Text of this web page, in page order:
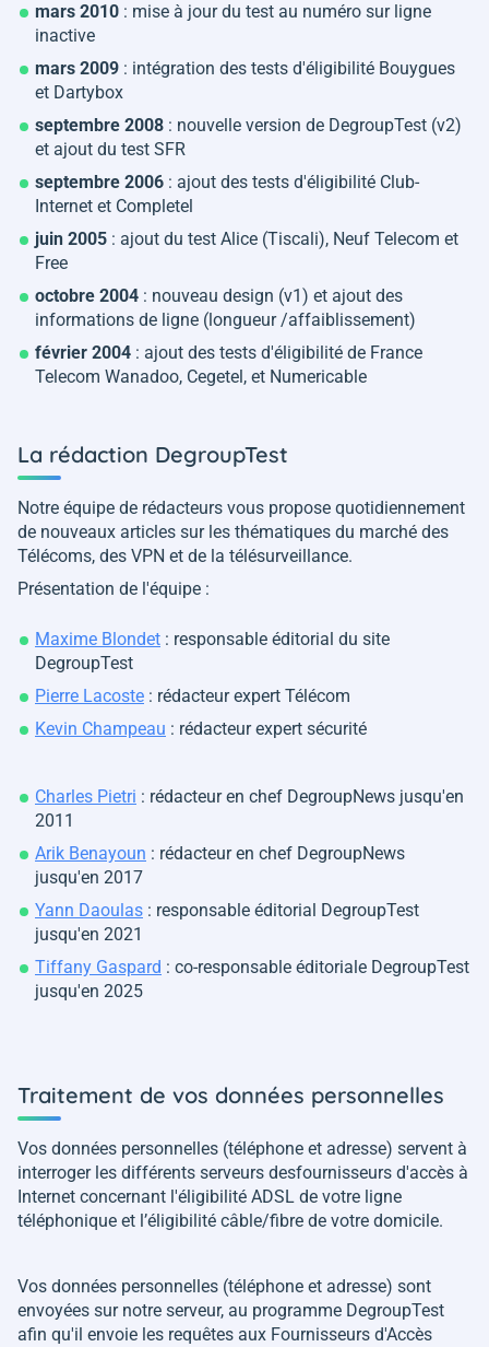
mars 2010 : mise à jour du test au numéro sur ligne
inactive
mars 2009 : intégration des tests d'éligibilité Bouygues
et Dartybox
septembre 2008 : nouvelle version de DegroupTest (v2)
et ajout du test SFR
septembre 2006 : ajout des tests d'éligibilité Club-
Internet et Completel
juin 2005 : ajout du test Alice (Tiscali), Neuf Telecom et
Free
octobre 2004 : nouveau design (v1) et ajout des
informations de ligne (longueur /affaiblissement)
février 2004 : ajout des tests d'éligibilité de France
Telecom Wanadoo, Cegetel, et Numericable
La rédaction DegroupTest
Notre équipe de rédacteurs vous propose quotidiennement
de nouveaux articles sur les thématiques du marché des
Télécoms, des VPN et de la télésurveillance.
Présentation de l'équipe :
Maxime Blondet : responsable éditorial du site
DegroupTest
Pierre Lacoste : rédacteur expert Télécom
Kevin Champeau : rédacteur expert sécurité
Charles Pietri : rédacteur en chef DegroupNews jusqu'en
2011
Arik Benayoun : rédacteur en chef DegroupNews
jusqu'en 2017
Yann Daoulas : responsable éditorial DegroupTest
jusqu'en 2021
Tiffany Gaspard : co-responsable éditoriale DegroupTest
jusqu'en 2025
Traitement de vos données personnelles
Vos données personnelles (téléphone et adresse) servent à
interroger les différents serveurs desfournisseurs d'accès à
Internet concernant l'éligibilité ADSL de votre ligne
téléphonique et l’éligibilité câble/fibre de votre domicile.
Vos données personnelles (téléphone et adresse) sont
envoyées sur notre serveur, au programme DegroupTest
afin qu'il envoie les requêtes aux Fournisseurs d'Accès